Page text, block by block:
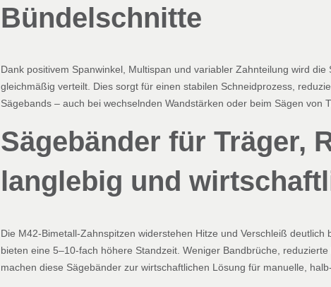
Bündelschnitte
Dank positivem Spanwinkel, Multispan und variabler Zahnteilung wird
gleichmäßig verteilt. Dies sorgt für einen stabilen Schneidprozess,
Sägebands – auch bei wechselnden Wandstärken oder beim Sägen von
Sägebänder für Träger,
langlebig und
Die M42-Bimetall-Zahnspitzen widerstehen Hitze und Verschleiß
bieten eine 5–10-fach höhere Standzeit. Weniger Bandbrüche,
machen diese Sägebänder zur wirtschaftlichen Lösung für manuelle,